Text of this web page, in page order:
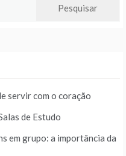
servir com o coração
de Estudo
em grupo: a importância da